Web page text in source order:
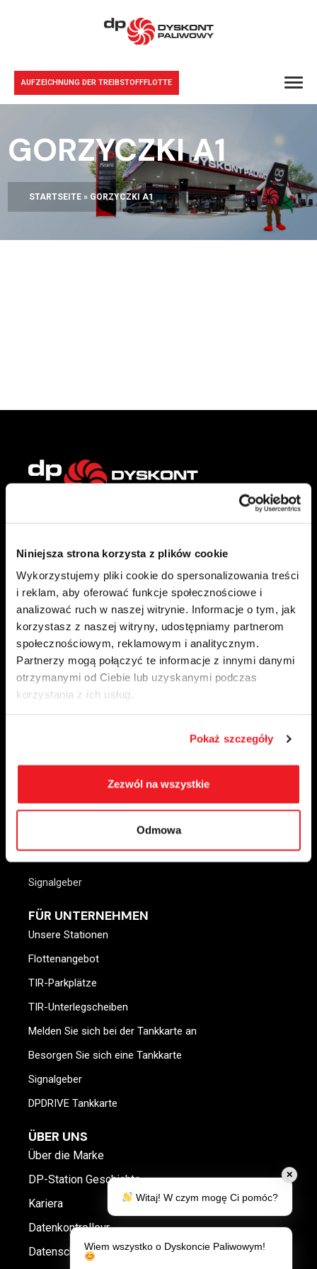
Niniejsza strona korzysta z plików cookie
Wykorzystujemy pliki cookie do spersonalizowania treści
i reklam, aby oferować funkcje społecznościowe i
analizować ruch w naszej witrynie. Informacje o tym, jak
korzystasz z naszej witryny, udostępniamy partnerom
społecznościowym, reklamowym i analitycznym.
Partnerzy mogą połączyć te informacje z innymi danymi
otrzymanymi od Ciebie lub uzyskanymi podczas
korzystania z ich usług.
Pokaż szczegóły
Zezwól na wszystkie
Odmowa
AUFZEICHNUNG DER TREIBSTOFFFLOTTE
GORZYCZKI A1
STARTSEITE » GORZYCZKI A1
13 Słowiańska Straße
59-900 Zgorzelec
NIP6152046672
+48 75 76 40 300
paliwa@ctenergy.pl
Ladestationen
Hand wäscht
Signalgeber
FÜR UNTERNEHMEN
Unsere Stationen
Flottenangebot
TIR-Parkplätze
TIR-Unterlegscheiben
Melden Sie sich bei der Tankkarte an
Besorgen Sie sich eine Tankkarte
Signalgeber
DPDRIVE Tankkarte
ÜBER UNS
Über die Marke
DP-Station Geschichte
Kariera
Datenkontrolleur
Datenschutz und Cookie-Richtlinie
✕
Witaj! W czym mogę Ci pomóc?
Wiem wszystko o Dyskoncie Paliwowym!